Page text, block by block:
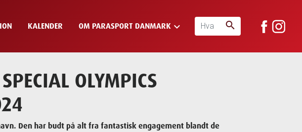
KALENDER OM PARASPORT DANMARK keyboard_arrow_down search
OLYMPICS
Den har budt på alt fra fantastisk engagement blandt de